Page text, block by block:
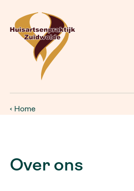
Home
Over ons